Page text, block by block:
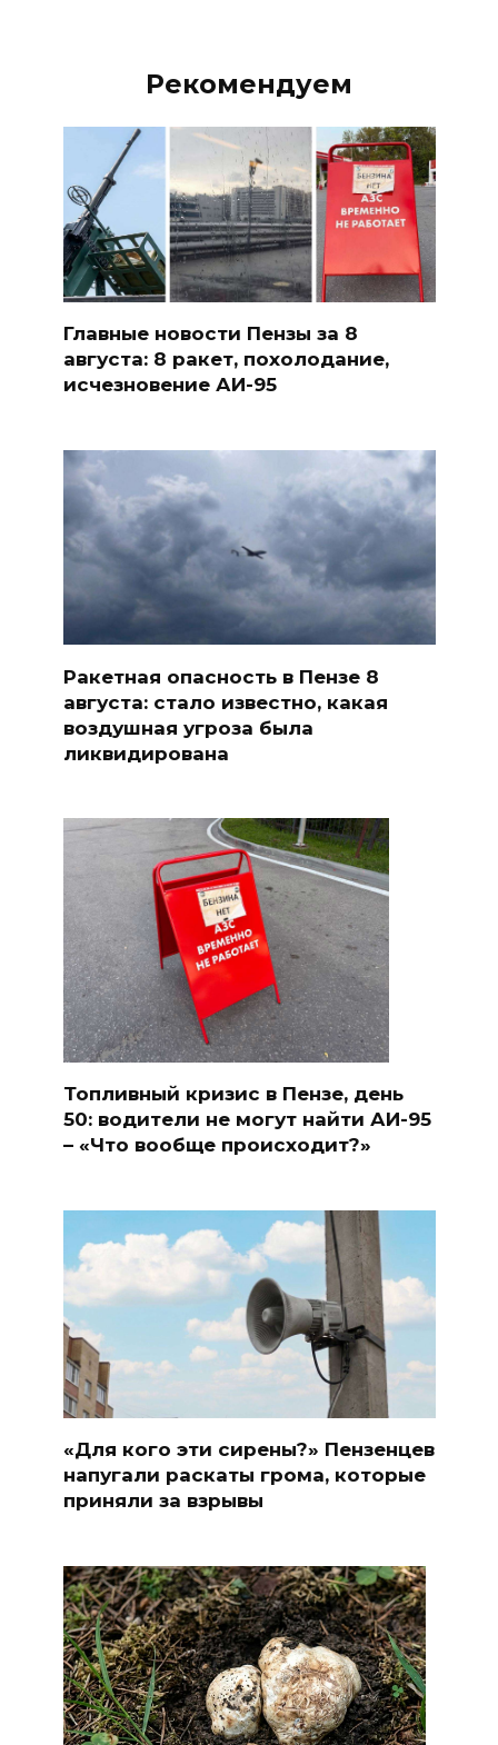
Рекомендуем
Главные новости Пензы за 8
августа: 8 ракет, похолодание,
исчезновение АИ-95
Ракетная опасность в Пензе 8
августа: стало известно, какая
воздушная угроза была
ликвидирована
Топливный кризис в Пензе, день
50: водители не могут найти АИ-95
– «Что вообще происходит?»
«Для кого эти сирены?» Пензенцев
напугали раскаты грома, которые
приняли за взрывы